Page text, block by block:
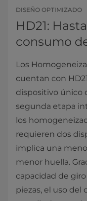
DISEÑO OPTIMIZADO
HD21:
consumo
Los
cuentan con
dispositivo único
segunda etapa
los
requieren dos
implica una
menor huella.
capacidad de
piezas, el uso del